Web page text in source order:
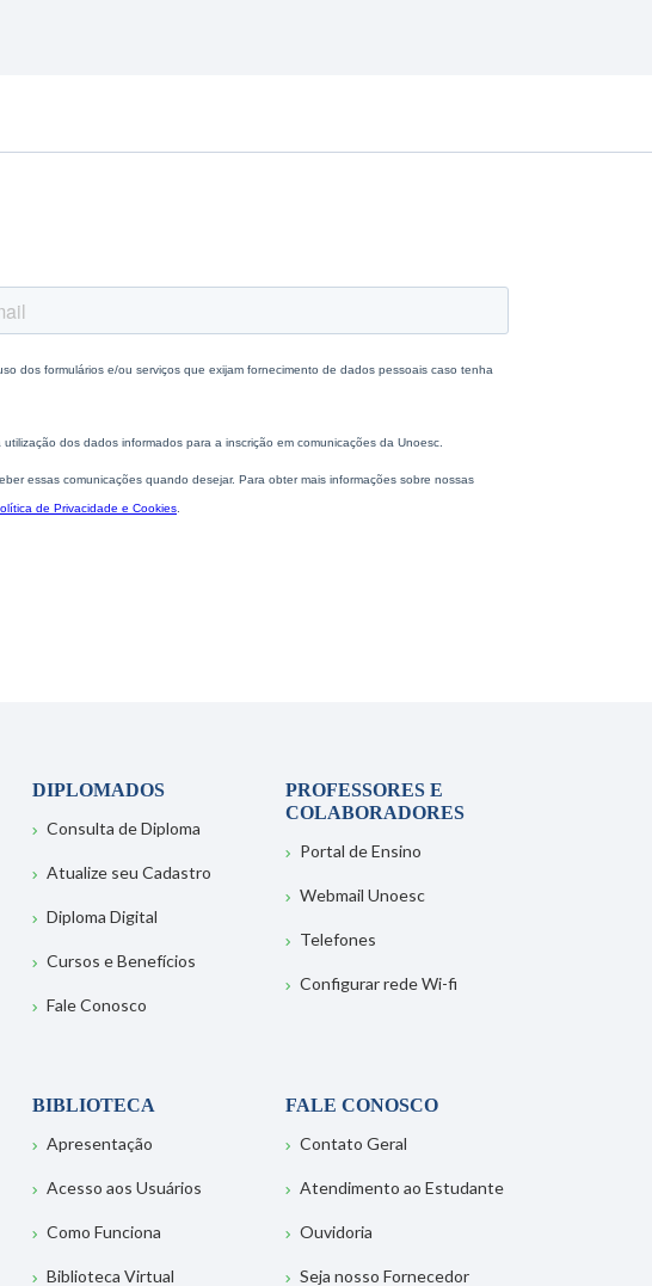
DIPLOMADOS
Consulta de Diploma
Atualize seu Cadastro
Diploma Digital
Cursos e Benefícios
Fale Conosco
PROFESSORES E
COLABORADORES
Portal de Ensino
Webmail Unoesc
Telefones
Configurar rede Wi-fi
BIBLIOTECA
Apresentação
Acesso aos Usuários
Como Funciona
Biblioteca Virtual
FALE CONOSCO
Contato Geral
Atendimento ao Estudante
Ouvidoria
Seja nosso Fornecedor